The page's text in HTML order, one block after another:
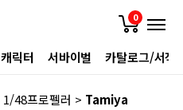
0
캐릭터 서바이벌 카탈로그/서적
1/48프로펠러 > Tamiya